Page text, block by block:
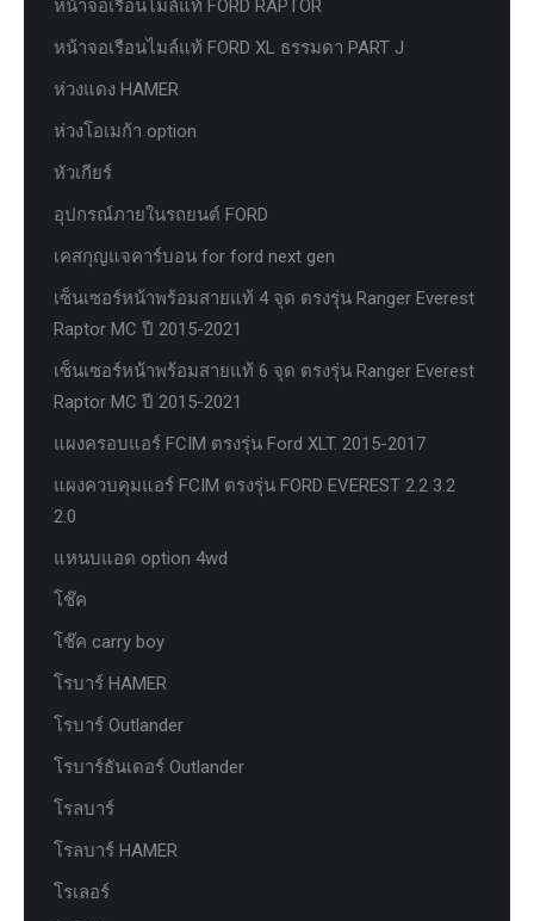
หน้าจอเรือนไมล์แท้ FORD RAPTOR
หน้าจอเรือนไมล์แท้ FORD XL ธรรมดา PART J
ห่วงแดง HAMER
ห่วงโอเมก้า option
หัวเกียร์
อุปกรณ์ภายในรถยนต์ FORD
เคสกุญแจคาร์บอน for ford next gen
เซ็นเซอร์หน้าพร้อมสายแท้ 4 จุด ตรงรุ่น Ranger Everest
Raptor MC ปี 2015-2021
เซ็นเซอร์หน้าพร้อมสายแท้ 6 จุด ตรงรุ่น Ranger Everest
Raptor MC ปี 2015-2021
แผงครอบแอร์ FCIM ตรงรุ่น Ford XLT. 2015-2017
แผงควบคุมแอร์ FCIM ตรงรุ่น FORD EVEREST 2.2 3.2
2.0
แหนบแอด option 4wd
โช๊ค
โช๊ค carry boy
โรบาร์ HAMER
โรบาร์ Outlander
โรบาร์ธันเดอร์ Outlander
โรลบาร์
โรลบาร์ HAMER
โรเลอร์